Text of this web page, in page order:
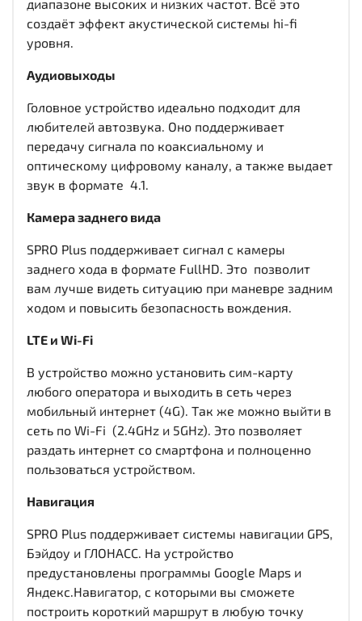
диапазоне высоких и низких частот. Всё это
создаёт эффект акустической системы hi-fi
уровня.
Аудиовыходы
Головное устройство идеально подходит для
любителей автозвука. Оно поддерживает
передачу сигнала по коаксиальному и
оптическому цифровому каналу, а также выдает
звук в формате 4.1.
Камера заднего вида
SPRO Plus поддерживает сигнал с камеры
заднего хода в формате FullHD. Это позволит
вам лучше видеть ситуацию при маневре задним
ходом и повысить безопасность вождения.
LTE и Wi-Fi
В устройство можно установить сим-карту
любого оператора и выходить в сеть через
мобильный интернет (4G). Так же можно выйти в
сеть по Wi-Fi (2.4GHz и 5GHz). Это позволяет
раздать интернет со смартфона и полноценно
пользоваться устройством.
Навигация
SPRO Plus поддерживает системы навигации GPS,
Бэйдоу и ГЛОНАСС. На устройство
предустановлены программы Google Maps и
Яндекс.Навигатор, с которыми вы сможете
построить короткий маршрут в любую точку